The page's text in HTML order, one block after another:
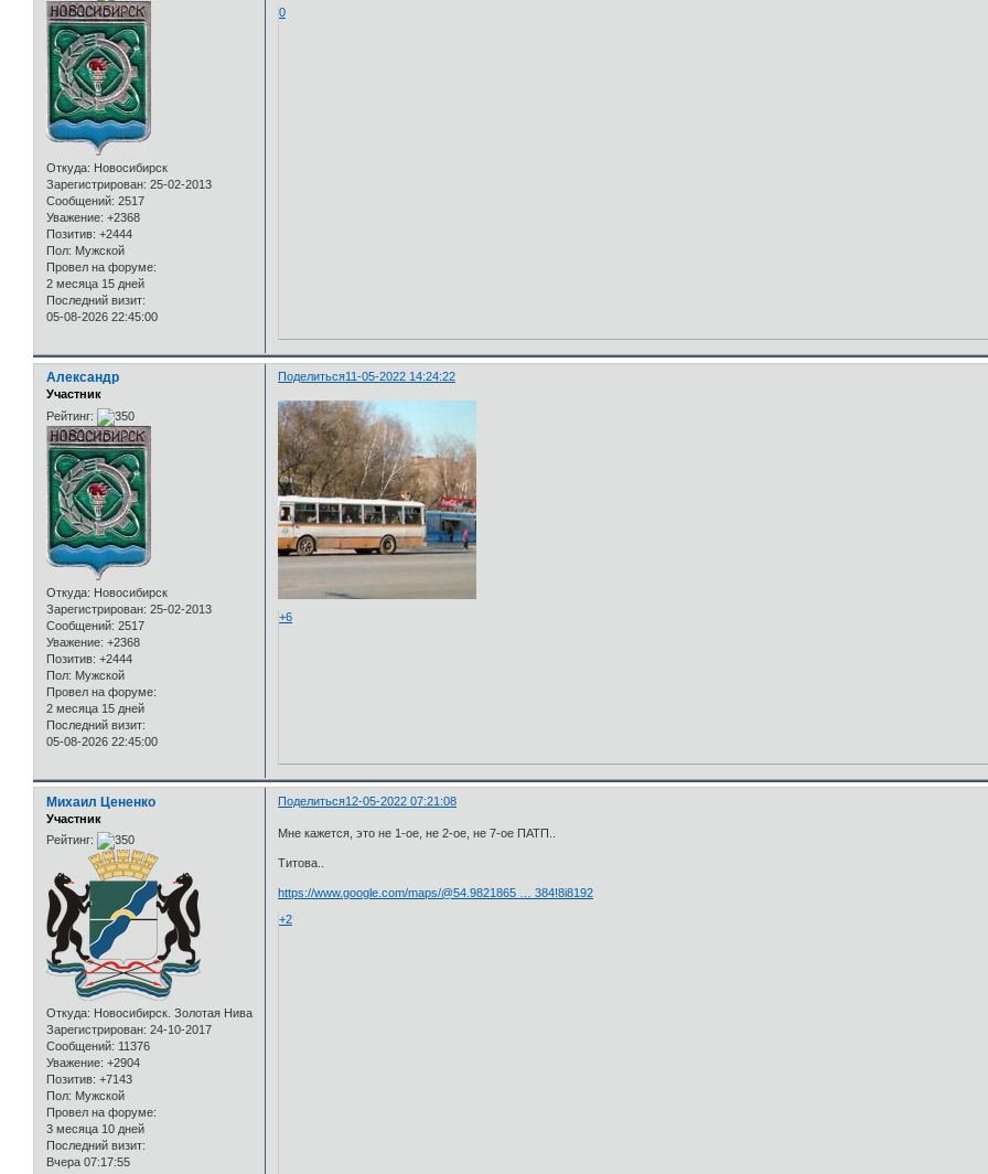
Откуда: Новосибирск
Зарегистрирован: 25-02-2013
Сообщений: 2517
Уважение: +2368
Позитив: +2444
Пол: Мужской
Провел на форуме:
2 месяца 15 дней
Последний визит:
05-08-2026 22:45:00
0
Поделиться11-05-2022 14:24:22
Александр
Участник
Рейтинг:
Откуда: Новосибирск
Зарегистрирован: 25-02-2013
Сообщений: 2517
Уважение: +2368
Позитив: +2444
Пол: Мужской
Провел на форуме:
2 месяца 15 дней
Последний визит:
05-08-2026 22:45:00
+6
Поделиться12-05-2022 07:21:08
Михаил Цененко
Участник
Рейтинг:
Откуда: Новосибирск. Золотая Нива
Зарегистрирован: 24-10-2017
Сообщений: 11376
Уважение: +2904
Позитив: +7143
Пол: Мужской
Провел на форуме:
3 месяца 10 дней
Последний визит:
Вчера 07:17:55
Мне кажется, это не 1-ое, не 2-ое, не 7-ое ПАТП..
Титова..
https://www.google.com/maps/@54.9821865 … 384!8i8192
+2